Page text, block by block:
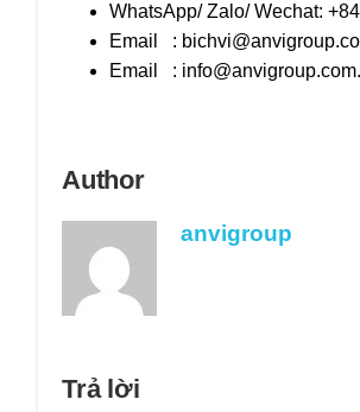
WhatsApp/ Zalo/ Wechat:
Email :
Email :
Author
anvigroup
Trả lời